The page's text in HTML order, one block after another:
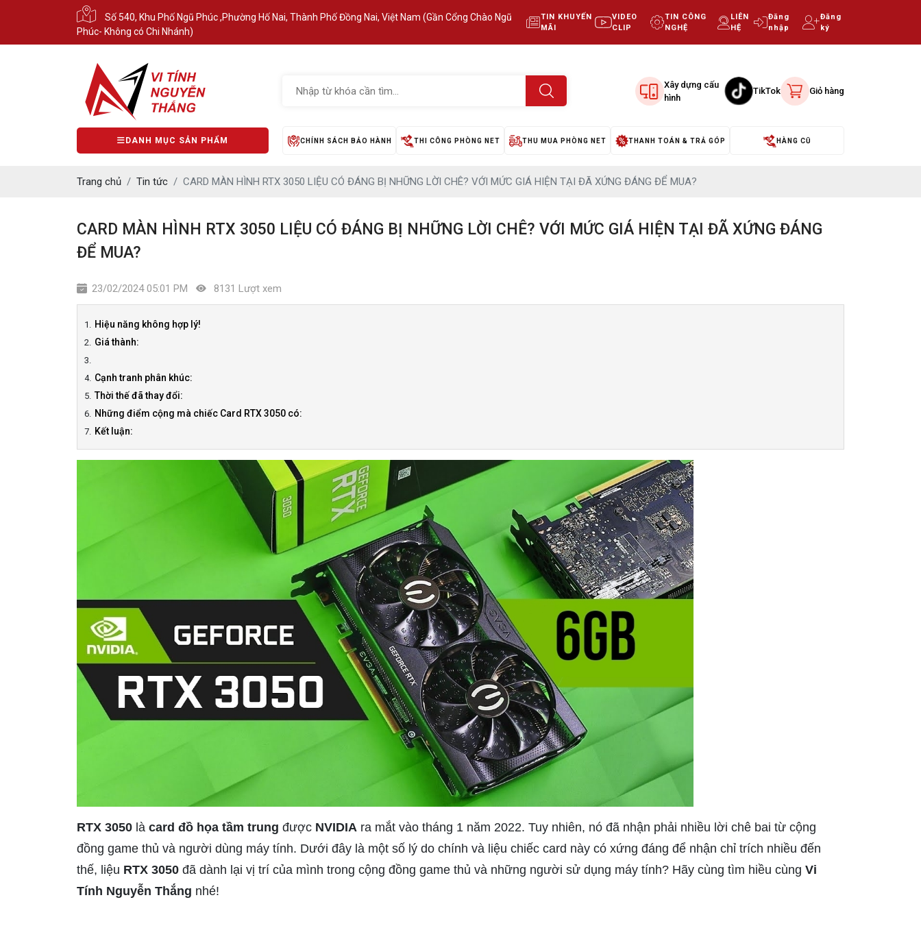
Số 540, Khu Phố Ngũ Phúc ,Phường Hố Nai, Thành Phố Đồng Nai, Việt Nam (Gần Cổng Chào Ngũ
Phúc- Không có Chi Nhánh)
TIN KHUYẾN
MÃI
VIDEO
CLIP
TIN CÔNG
NGHỆ
LIÊN
HỆ
Đăng
nhập
Đăng
ký
Xây dựng cấu
hình
TikTok Giỏ hàng
DANH MỤC SẢN PHẨM CHÍNH SÁCH BẢO HÀNH THI CÔNG PHÒNG NET THU MUA PHÒNG NET THANH TOÁN & TRẢ GÓP HÀNG CŨ
Trang chủ Tin tức CARD MÀN HÌNH RTX 3050 LIỆU CÓ ĐÁNG BỊ NHỮNG LỜI CHÊ? VỚI MỨC GIÁ HIỆN TẠI ĐÃ XỨNG ĐÁNG ĐỂ MUA?
CARD MÀN HÌNH RTX 3050 LIỆU CÓ ĐÁNG BỊ NHỮNG LỜI CHÊ? VỚI MỨC GIÁ HIỆN TẠI ĐÃ XỨNG ĐÁNG
ĐỂ MUA?
23/02/2024 05:01 PM 8131 Lượt xem
Hiệu năng không hợp lý!
Giá thành:
Cạnh tranh phân khúc:
Thời thế đã thay đổi:
Những điểm cộng mà chiếc Card RTX 3050 có:
Kết luận:
RTX 3050 là card đồ họa tầm trung được NVIDIA ra mắt vào tháng 1 năm 2022. Tuy nhiên, nó đã nhận phải nhiều lời chê bai từ cộng
đồng game thủ và người dùng máy tính. Dưới đây là một số lý do chính và liệu chiếc card này có xứng đáng để nhận chỉ trích nhiều đến
thế, liệu RTX 3050 đã dành lại vị trí của mình trong cộng đồng game thủ và những người sử dụng máy tính? Hãy cùng tìm hiều cùng Vi
Tính Nguyễn Thắng nhé!